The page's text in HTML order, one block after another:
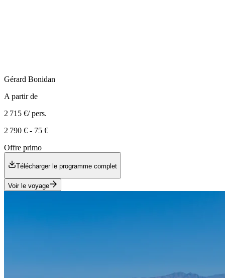
Gérard Bonidan
A partir de
2 715 €/ pers.
2 790 € - 75 €
Offre primo
Télécharger le programme complet
Voir le voyage